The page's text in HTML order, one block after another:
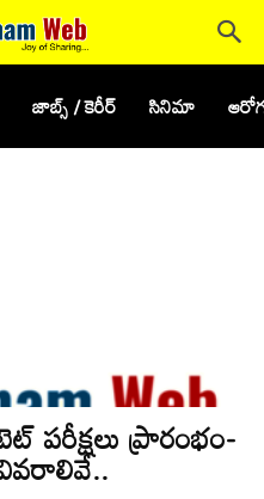
జాబ్స్ / కెరీర్ సినిమా
పరీక్షలు ప్రారంభం-